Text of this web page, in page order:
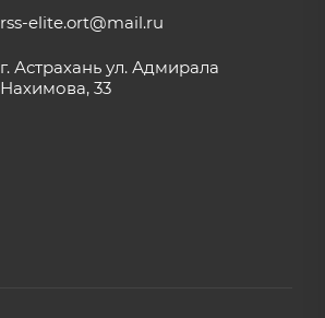
rss-elite.ort@mail.ru
г. Астрахань ул. Адмирала
Нахимова, 33